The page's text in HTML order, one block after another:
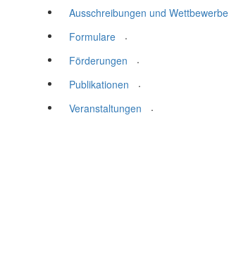
Ausschreibungen und Wettbewerbe
Formulare
.
Förderungen
.
Publikationen
.
Veranstaltungen
.